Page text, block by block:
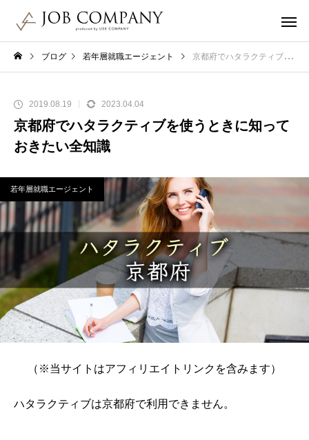
ブログ 若年層就職エージェント 京都府でハタラクティブを使うときに知っておきたい全知識
2019.08.19 2023.04.04
京都府でハタラクティブを使うときに知って
おきたい全知識
若年層就職エージェント
（※当サイトはアフィリエイトリンクを含みます）
ハタラクティブは京都府で利用できません。